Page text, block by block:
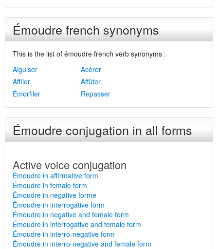
Émoudre french synonyms
This is the list of émoudre french verb synonyms :
Aiguiser
Acérer
Affiler
Affûter
Émorfiler
Repasser
Émoudre conjugation in all forms
Active voice conjugation
Émoudre in affirmative form
Émoudre in female form
Émoudre in negative forme
Émoudre in interrogative form
Émoudre in negative and female form
Émoudre in interrogative and female form
Émoudre in interro-negative form
Émoudre in interro-negative and female form